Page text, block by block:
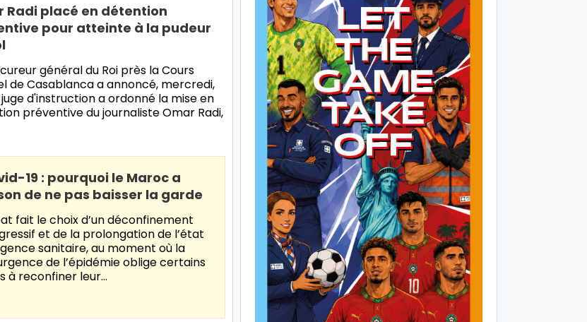
Radi placé en détention
pour atteinte à la pudeur
général du Roi près la Cours
de Casablanca a annoncé, mercredi,
d'instruction a ordonné la mise en
préventive du journaliste Omar Radi,
19 : pourquoi le Maroc a
de ne pas baisser la garde
fait le choix d’un déconfinement
et de la prolongation de l’état
sanitaire, au moment où la
de l’épidémie oblige certains
à reconfiner leur…